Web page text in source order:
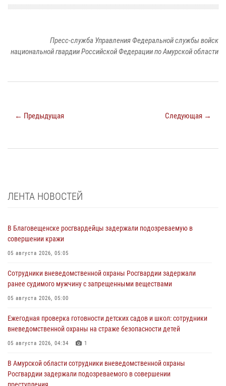
Пресс-служба Управления Федеральной службы войск
национальной гвардии Российской Федерации по Амурской области
← Предыдущая Следующая →
ЛЕНТА НОВОСТЕЙ
В Благовещенске росгвардейцы задержали подозреваемую в
совершении кражи
05 августа 2026, 05:05
Сотрудники вневедомственной охраны Росгвардии задержали
ранее судимого мужчину с запрещенными веществами
05 августа 2026, 05:00
Ежегодная проверка готовности детских садов и школ: сотрудники
вневедомственной охраны на страже безопасности детей
05 августа 2026, 04:34 1
В Амурской области сотрудники вневедомственной охраны
Росгвардии задержали подозреваемого в совершении